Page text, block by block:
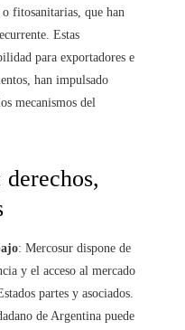
fitosanitarias, que han
Estas
para exportadores e
han impulsado
mecanismos del
: Mercosur dispone de
y el acceso al mercado
partes y asociados.
de Argentina puede